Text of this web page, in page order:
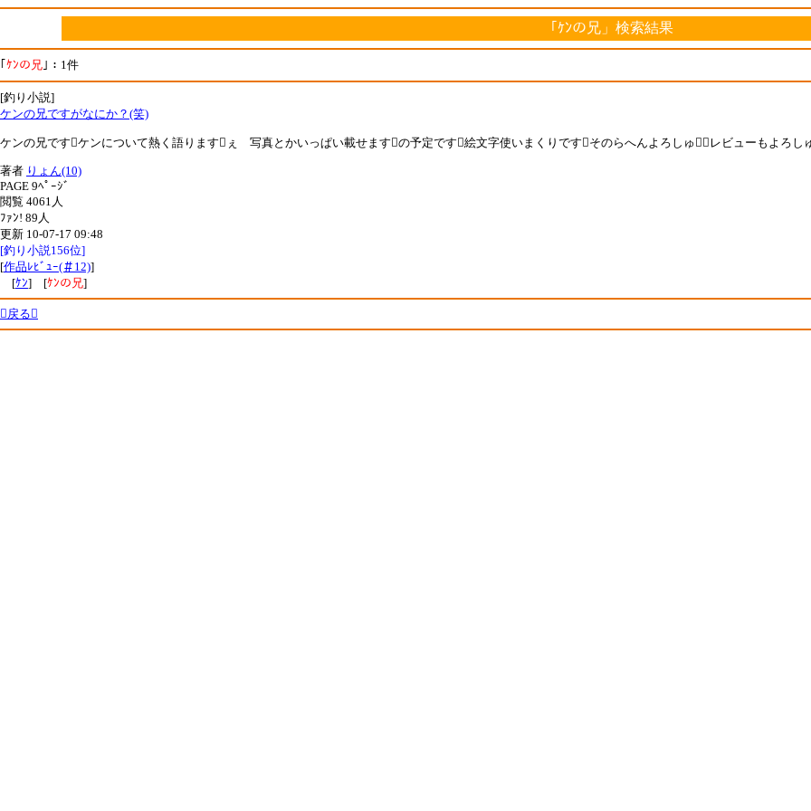
「ｹﾝの兄」検索結果
｢ ｹﾝの兄 ｣：1件
[釣り小説]
ケンの兄ですがなにか？(笑)
ケンの兄ですケンについて熱く語りますぇ 写真とかいっぱい載せますの予定です絵文字使いまくりですそのらへんよろしゅレビューもよろし
著者 りょん(10)
PAGE 9ﾍﾟｰｼﾞ
閲覧 4061人
ﾌｧﾝ! 89人
更新 10-07-17 09:48
[釣り小説156位]
[作品ﾚﾋﾞｭｰ(＃12)]
[ｹﾝ] [ｹﾝの兄]
戻る